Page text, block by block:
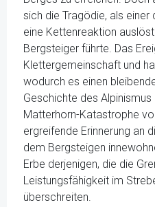
sich die Tragödie, als einer
eine Kettenreaktion
Bergsteiger führte. Das
Klettergemeinschaft und
wodurch es einen
Geschichte des
Matterhorn-Katastrophe
ergreifende Erinnerung an
dem Bergsteigen
Erbe derjenigen, die die
Leistungsfähigkeit im
überschreiten.